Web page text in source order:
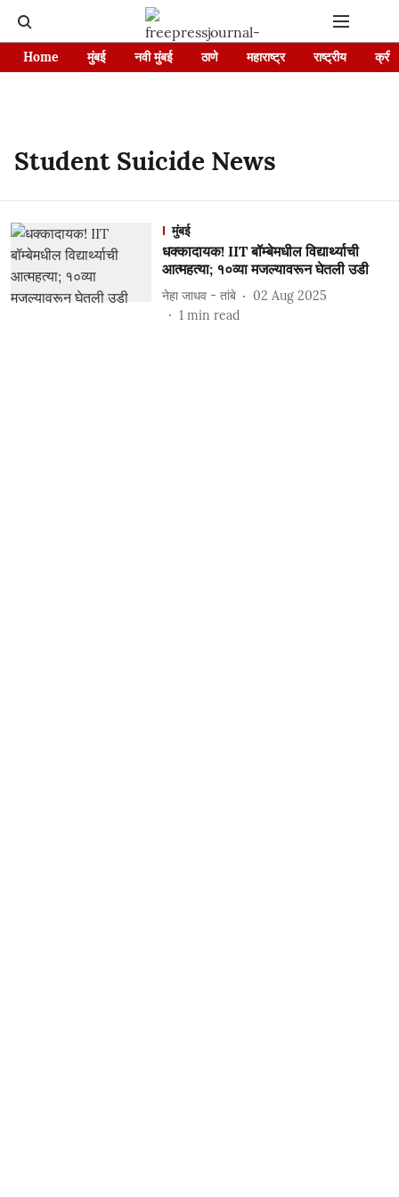
Home मुंबई नवी मुंबई ठाणे महाराष्ट्र राष्ट्रीय
Student Suicide News
मुंबई
धक्कादायक! IIT बॉम्बेमधील विद्यार्थ्याची
आत्महत्या; १०व्या मजल्यावरून घेतली उडी
नेहा जाधव - तांबे
02 Aug 2025
1 min read